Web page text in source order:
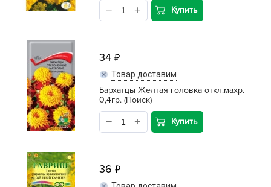
Купить
34
Товар доставим
Бархатцы Желтая головка откл.махр.
0,4гр. (Поиск)
Купить
36